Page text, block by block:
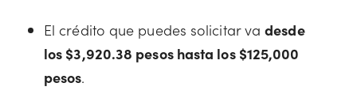
El crédito que puedes solicitar vadesde
los $3,920.38 pesos hasta los $125,000
pesos.